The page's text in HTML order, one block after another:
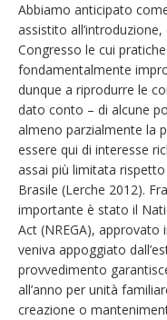
Abbiamo anticipato
assistito
Congresso le cui
fondamentalmente
dunque a riprodurre le
dato conto – di alcune
almeno parzialmente la
essere qui di interesse
assai più limitata
Brasile (Lerche 2012).
importante è stato il
Act (NREGA),
veniva appoggiato
provvedimento
all’anno per unità
creazione o